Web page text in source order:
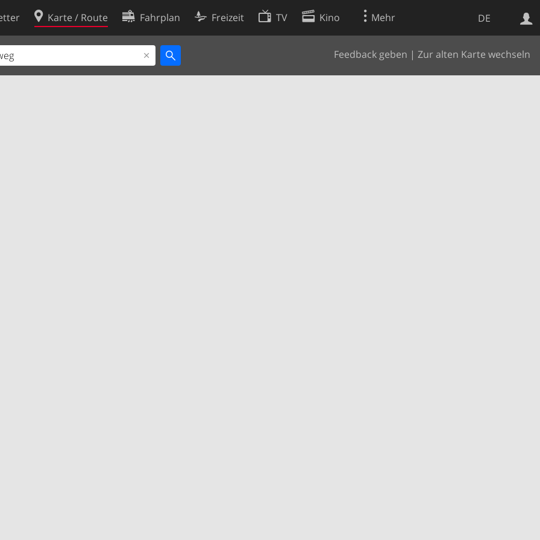
DE
Karte / Route Fahrplan Freizeit TV Kino Mehr
Feedback geben | Zur alten Karte wechseln
Websuche
Cookie-Richtlinie
Cookie-Einstellungen